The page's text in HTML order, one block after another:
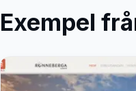
Exempel